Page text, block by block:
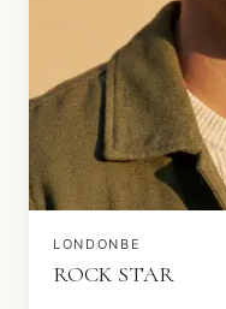
LONDONBE
ROCK STAR